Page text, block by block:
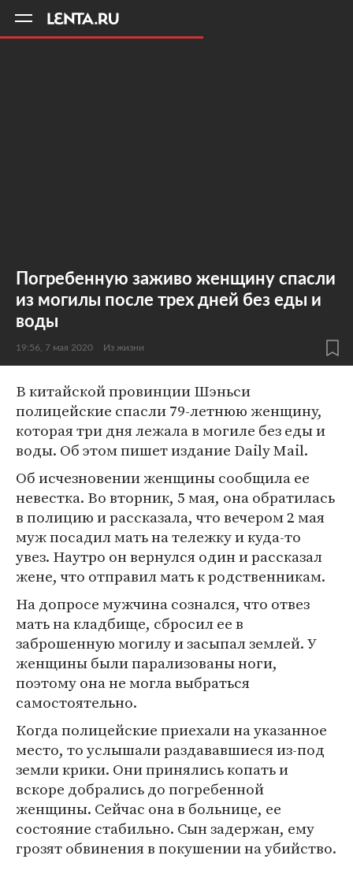
Погребенную заживо женщину спасли
из могилы после трех дней без еды и
воды
19:56, 7 мая 2020 Из жизни
В китайской провинции Шэньси
полицейские спасли 79-летнюю женщину,
которая три дня лежала в могиле без еды и
воды. Об этом пишет издание Daily Mail.
Об исчезновении женщины сообщила ее
невестка. Во вторник, 5 мая, она обратилась
в полицию и рассказала, что вечером 2 мая
муж посадил мать на тележку и куда-то
увез. Наутро он вернулся один и рассказал
жене, что отправил мать к родственникам.
На допросе мужчина сознался, что отвез
мать на кладбище, сбросил ее в
заброшенную могилу и засыпал землей. У
женщины были парализованы ноги,
поэтому она не могла выбраться
самостоятельно.
Когда полицейские приехали на указанное
место, то услышали раздававшиеся из-под
земли крики. Они принялись копать и
вскоре добрались до погребенной
женщины. Сейчас она в больнице, ее
состояние стабильно. Сын задержан, ему
грозят обвинения в покушении на убийство.